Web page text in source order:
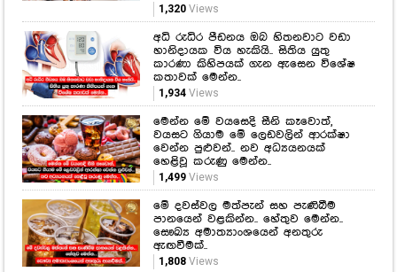
1,320Views
අධි රුධිර පීඩනය ඔබ හිතනවාට වඩා
හානිදායක විය හැකියි.. සිතිය යුතු
කාරණා කිහිපයක් ගැන ඇසෙන විශේෂ
කතාවක් මෙන්න..
1,934Views
මෙන්න මේ වයසෙදි සීනි කෑවොත්,
වයසට ගියාම මේ ලෙඩවලින් ආරක්ෂා
වෙන්න පුළුවන්.. නව අධ්‍යයනයක්
හෙළිවූ කරුණු මෙන්න..
1,499Views
මේ දවස්වල මත්පැන් සහ පැණිබීම
පානයෙන් වළකින්න.. හේතුව මෙන්න..
සෞඛ්‍ය අමාත්‍යාංශයෙන් අනතුරු
ඇඟවීමක්..
1,808Views